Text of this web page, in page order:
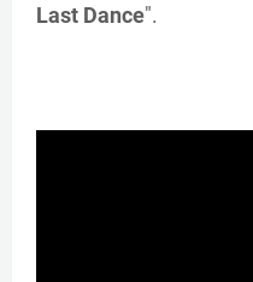
Last Dance".